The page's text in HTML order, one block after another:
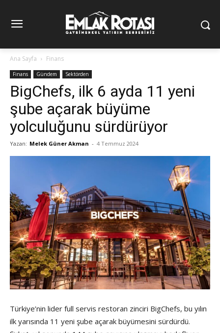
Ana Sayfa Finans
Finans Gündem Sektörden
BigChefs, ilk 6 ayda 11 yeni
şube açarak büyüme
yolculuğunu sürdürüyor
Yazan: Melek Güner Akman - 4 Temmuz 2024
Türkiye’nin lider full servis restoran zinciri BigChefs, bu yılın
ilk yarısında 11 yeni şube açarak büyümesini sürdürdü.